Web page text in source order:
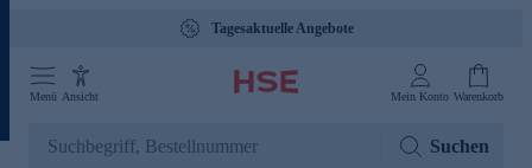
Tagesaktuelle Angebote
Menü Ansicht Mein Konto Warenkorb
Suchen